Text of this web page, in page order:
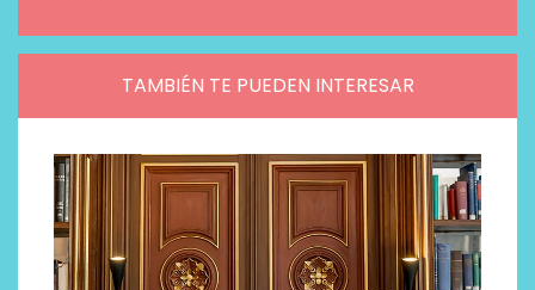
TAMBIÉN TE PUEDEN INTERESAR